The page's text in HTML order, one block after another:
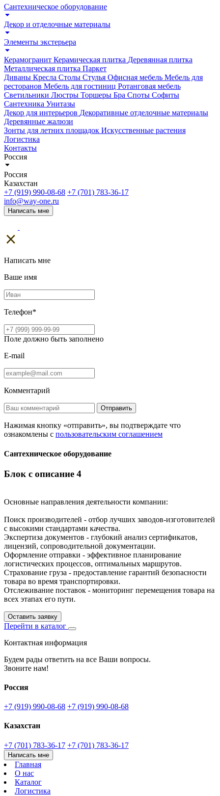
Сантехническое оборудование
Декор и отделочные материалы
Элементы экстерьера
Керамогранит Керамическая плитка Деревянная плитка
Металлическая плитка Паркет
Диваны Кресла Столы Стулья Офисная мебель Мебель для
ресторанов Мебель для гостиниц Ротанговая мебель
Светильники Люстры Торшеры Бра Споты Софиты
Сантехника Унитазы
Декор для интерьеров Декоративные отделочные материалы
Деревянные жалюзи
Зонты для летних площадок Искусственные растения
Логистика
Контакты
Россия
Россия
Казахстан
+7 (919) 990-08-68 +7 (701) 783-36-17
info@way-one.ru
Написать мне
Написать мне
Ваше имя
Телефон*
Поле должно быть заполнено
E-mail
Комментарий
Отправить
Нажимая кнопку «отправить», вы подтверждате что
ознакомлены с пользовательским соглашением
Сантехническое оборудование
Блок с описание 4
Основные направления деятельности компании:
Поиск производителей - отбор лучших заводов-изготовителей
с высокими стандартами качества.
Экспертиза документов - глубокий анализ сертификатов,
лицензий, сопроводительной документации.
Оформление отправки - эффективное планирование
логистических процессов, оптимальных маршрутов.
Страхование груза - предоставление гарантий безопасности
товара во время транспортировки.
Отслеживание поставок - мониторинг перемещения товара на
всех этапах его пути.
Оставить заявку
Перейти в каталог
Контактная информация
Будем рады ответить на все Ваши вопросы.
Звоните нам!
Россия
+7 (919) 990-08-68 +7 (919) 990-08-68
Казахстан
+7 (701) 783-36-17 +7 (701) 783-36-17
Написать мне
Главная
О нас
Каталог
Логистика